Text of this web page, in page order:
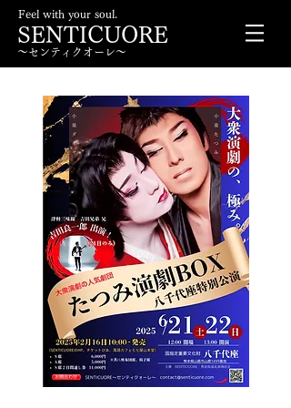
Feel with your soul.
〜センティクオーレ〜
SENTICUORE